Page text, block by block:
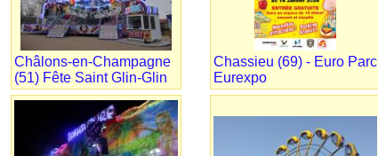
Châlons-en-Champagne
(51) Fête Saint Glin-Glin
Chassieu (69) - Euro Parc
Eurexpo